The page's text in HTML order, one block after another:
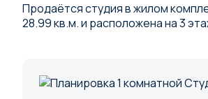
Продаётся студия в жилом
28.99 кв.м. и расположена на 3